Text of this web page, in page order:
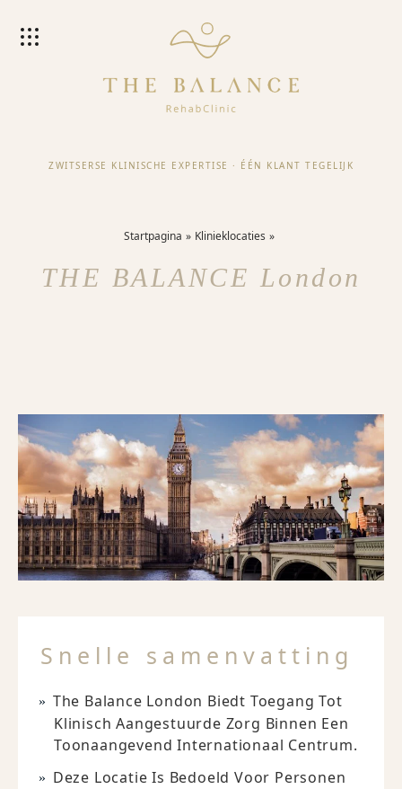
ZWITSERSE KLINISCHE EXPERTISE · ÉÉN KLANT TEGELIJK
Startpagina Klinieklocaties
THE BALANCE London
Snelle samenvatting
The Balance London Biedt Toegang Tot
Klinisch Aangestuurde Zorg Binnen Een
Toonaangevend Internationaal Centrum.
Deze Locatie Is Bedoeld Voor Personen